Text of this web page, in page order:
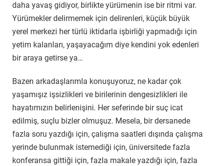
daha yavaş gidiyor, birlikte yürümenin ise bir ritmi var.
Yürümekler delirmemek için delirenleri, küçük büyük
yerel merkezi her türlü iktidarla işbirliği yapmadığı için
yetim kalanları, yaşayacağım diye kendini yok edenleri
bir araya getirse ya…
Bazen arkadaşlarımla konuşuyoruz, ne kadar çok
yaşamışız işsizlikleri ve birilerinin dengesizlikleri ile
hayatımızın belirlenişini. Her seferinde bir suç icat
edilmiş, suçlu bizler olmuşuz. Mesela, bir dersanede
fazla soru yazdığı için, çalışma saatleri dışında çalışma
yerinde bulunmak istemediği için, üniversitede fazla
konferansa gittiği için, fazla makale yazdığı için, fazla